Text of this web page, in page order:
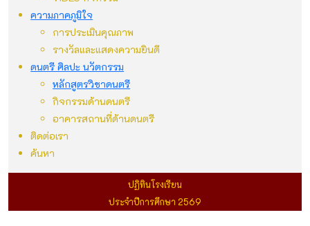
ความภาคภูมิใจ
การประเมินคุณภาพ
รางวัลและแสดงความยินดี
ดนตรี ศิลปะ นวัตกรรม
หลักสูตรวิชาดนตรี
กิจกรรมด้านดนตรี
อาคารสถานที่ด้านดนตรี
ติดต่อเรา
ค้นหา
ปฏิทินโรงเรียน
ประจำปีการศึกษา 2569